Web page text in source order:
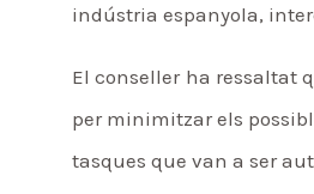
indústria espanyola,
El conseller ha ressaltat
per minimitzar els
tasques que van a ser